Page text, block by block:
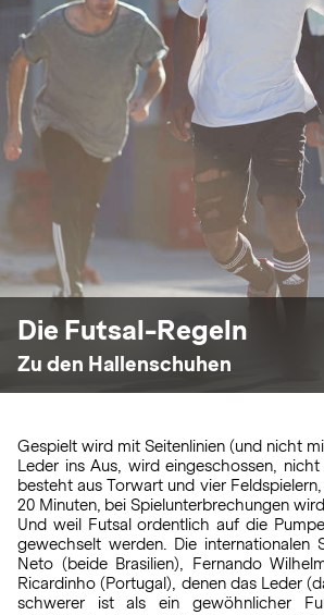
Die Futsal-Regeln
Zu den Hallenschuhen
Gespielt wird mit Seitenlinien (und nicht
Leder ins Aus, wird eingeschossen, nicht
besteht aus Torwart und vier
20 Minuten, bei Spielunterbrechungen
Und weil Futsal ordentlich auf die
gewechselt werden. Die internationalen
Neto (beide Brasilien), Fernando
Ricardinho (Portugal), denen das Leder
schwerer ist als ein gewöhnlicher